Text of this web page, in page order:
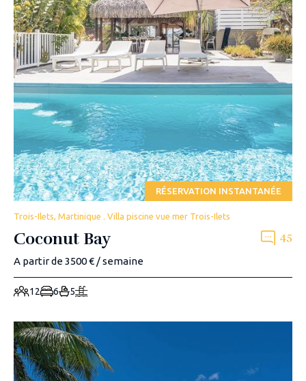
RÉSERVATION INSTANTANÉE
Trois-Ilets, Martinique . Villa piscine vue mer Trois-Ilets
Coconut Bay 45
A partir de 3500 € / semaine
12 6 5